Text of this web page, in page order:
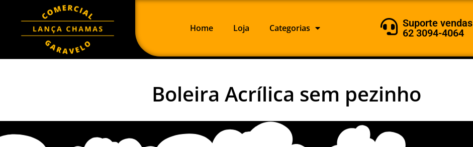
Home Loja Categorias
Suporte vendas
62 3094-4064
Boleira Acrílica sem pezinho